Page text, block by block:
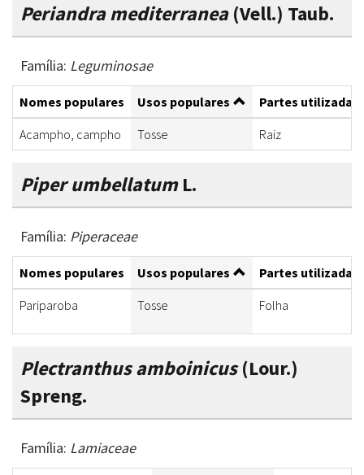
Periandra mediterranea(Vell.) Taub.
Família: Leguminosae
Nomes populares Usos populares
Partes utilizadas
Acampho, campho
Tosse Raiz
Piper umbellatumL.
Família: Piperaceae
Nomes populares Usos populares
Partes utilizadas
Pariparoba
Tosse Folha
Plectranthus amboinicus(Lour.)
Spreng.
Família: Lamiaceae